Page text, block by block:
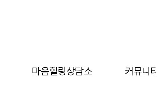
마음힐링상담소 커뮤니티